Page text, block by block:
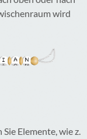
wird
Elemente, wie z.